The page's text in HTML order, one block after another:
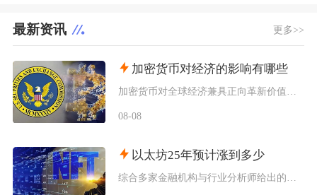
最新资讯 更多>>
加密货币对经济的影响有哪些
加密货币对全球经济兼具正向革新价值与系统性风险，会从跨境支付体系、居民资产配置、各国货币政
08-08
以太坊25年预计涨到多少
综合多家金融机构与行业分析师给出的行情推演，以太坊2025年将呈现区间分化走势，基准预期价